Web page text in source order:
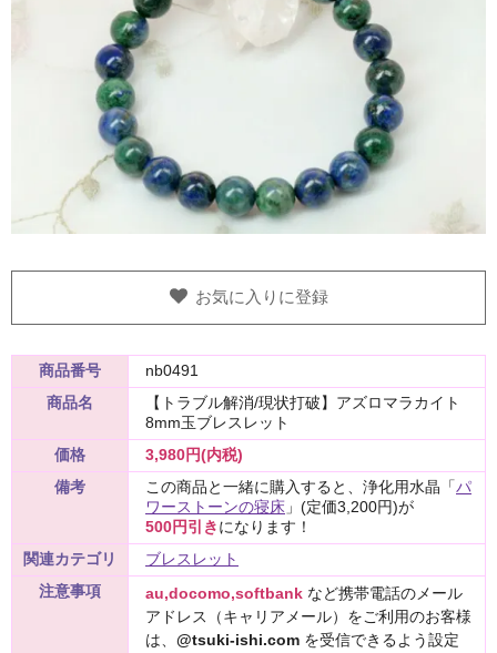
お気に入りに登録
商品番号
nb0491
商品名
【トラブル解消/現状打破】アズロマラカイト
8mm玉ブレスレット
価格
3,980円(内税)
備考
この商品と一緒に購入すると、浄化用水晶「パ
ワーストーンの寝床 」(定価3,200円)が
500円引き になります！
関連カテゴリ
ブレスレット
注意事項
au,docomo,softbank など携帯電話のメール
アドレス（キャリアメール）をご利用のお客様
は、 @tsuki-ishi.com を受信できるよう設定